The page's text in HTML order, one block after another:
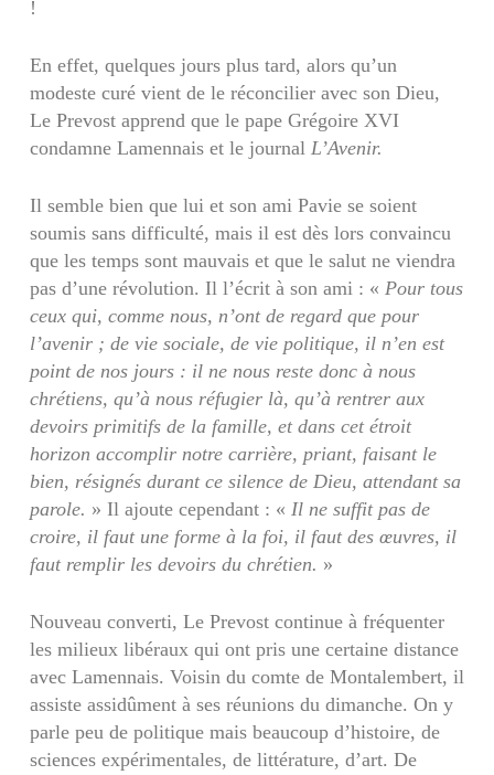
!
En effet, quelques jours plus tard, alors qu’un
modeste curé vient de le réconcilier avec son Dieu,
Le Prevost apprend que le pape Grégoire XVI
condamne Lamennais et le journal L’Avenir.
Il semble bien que lui et son ami Pavie se soient
soumis sans difficulté, mais il est dès lors convaincu
que les temps sont mauvais et que le salut ne viendra
pas d’une révolution. Il l’écrit à son ami : « Pour tous
ceux qui, comme nous, n’ont de regard que pour
l’avenir ; de vie sociale, de vie politique, il n’en est
point de nos jours : il ne nous reste donc à nous
chrétiens, qu’à nous réfugier là, qu’à rentrer aux
devoirs primitifs de la famille, et dans cet étroit
horizon accomplir notre carrière, priant, faisant le
bien, résignés durant ce silence de Dieu, attendant sa
parole. » Il ajoute cependant : « Il ne suffit pas de
croire, il faut une forme à la foi, il faut des œuvres, il
faut remplir les devoirs du chrétien. »
Nouveau converti, Le Prevost continue à fréquenter
les milieux libéraux qui ont pris une certaine distance
avec Lamennais. Voisin du comte de Montalembert, il
assiste assidûment à ses réunions du dimanche. On y
parle peu de politique mais beaucoup d’histoire, de
sciences expérimentales, de littérature, d’art. De